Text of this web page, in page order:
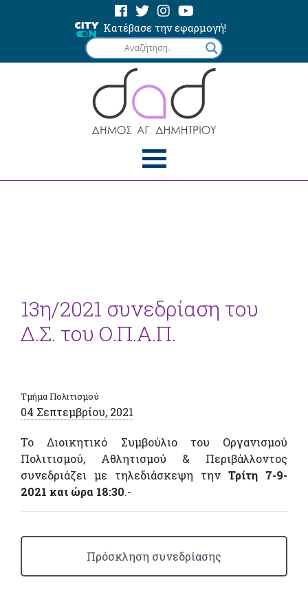
Κατέβασε την εφαρμογή!
13η/2021 συνεδρίαση του
Δ.Σ. του Ο.Π.Α.Π.
Τμήμα Πολιτισμού
04 Σεπτεμβρίου, 2021
Το Διοικητικό Συμβούλιο του Οργανισμού
Πολιτισμού, Αθλητισμού & Περιβάλλοντος
συνεδριάζει με τηλεδιάσκεψη την Τρίτη 7-9-
2021 και ώρα 18:30.-
Πρόσκληση συνεδρίασης